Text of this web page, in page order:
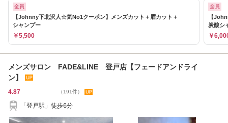
全員
【Johnny下北沢人☆気No1クーポン】メンズカット＋眉カット＋
シャンプー
￥5,500
全員
【
炭酸シ
￥
メンズサロン FADE&LINE 登戸店【フェードアンドライ
ン】
4.87 （191件）
「登戸駅」徒歩6分